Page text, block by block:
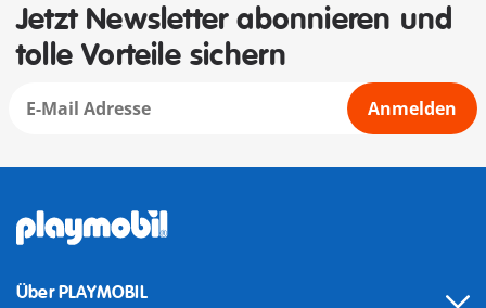
Jetzt Newsletter abonnieren und
tolle Vorteile sichern
Anmelden
Über PLAYMOBIL